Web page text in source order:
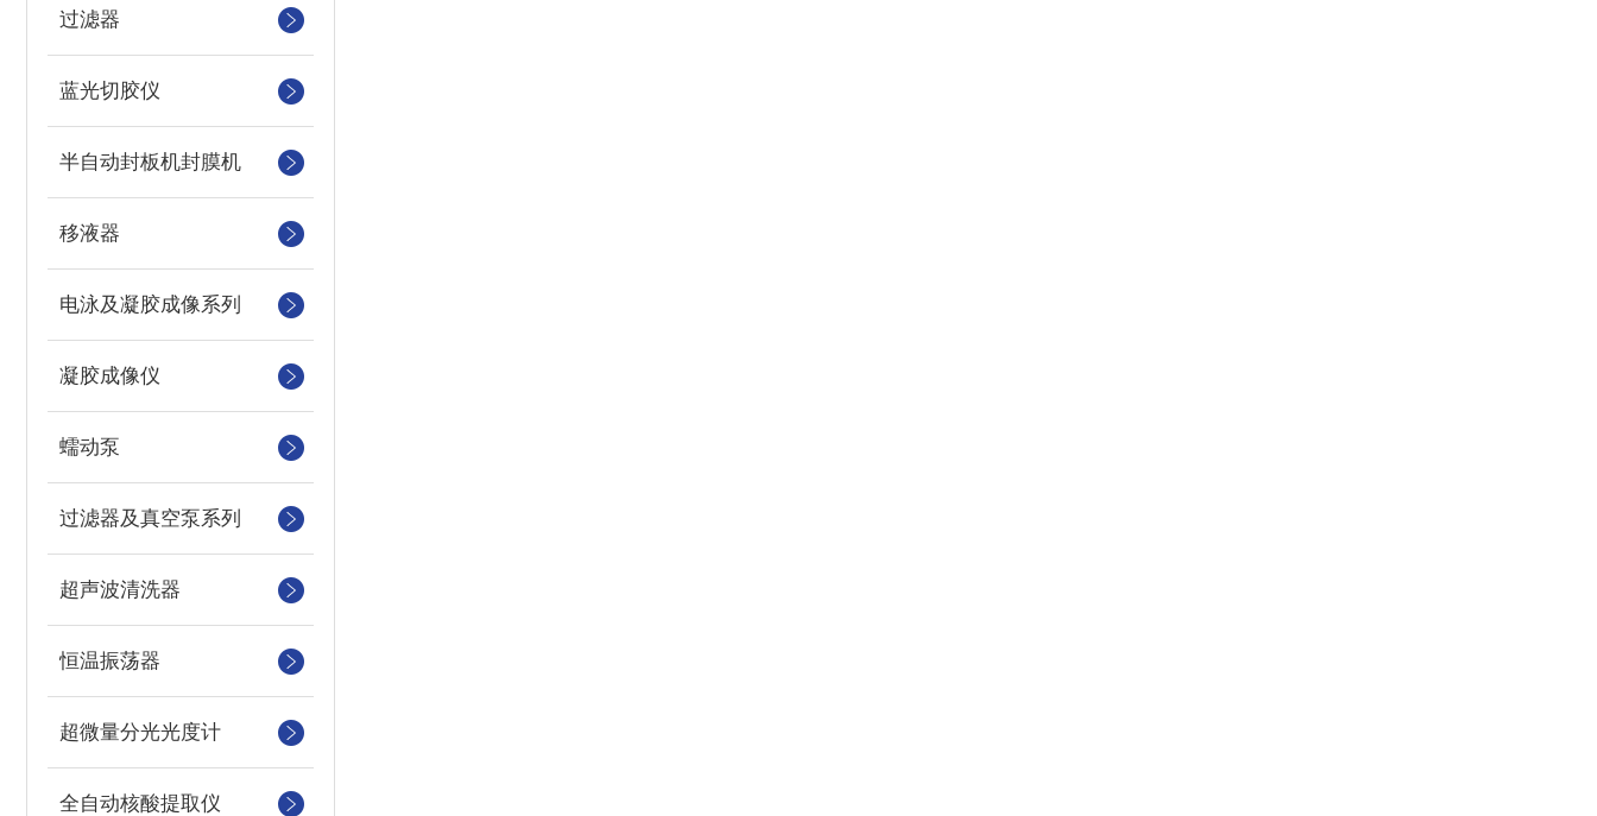
过滤器
蓝光切胶仪
半自动封板机封膜机
移液器
电泳及凝胶成像系列
凝胶成像仪
蠕动泵
过滤器及真空泵系列
超声波清洗器
恒温振荡器
超微量分光光度计
全自动核酸提取仪